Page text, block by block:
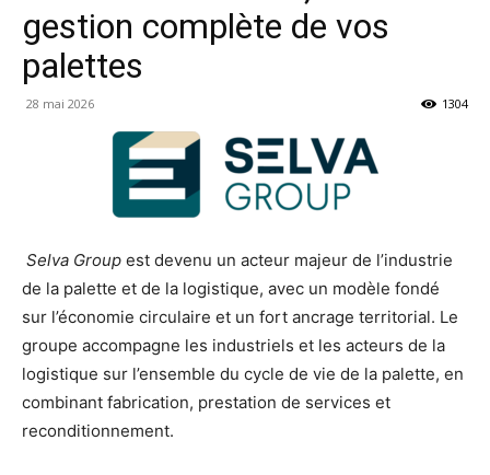
gestion complète de vos
palettes
28 mai 2026 1304
Selva Group est devenu un acteur majeur de l’industrie
de la palette et de la logistique, avec un modèle fondé
sur l’économie circulaire et un fort ancrage territorial. Le
groupe accompagne les industriels et les acteurs de la
logistique sur l’ensemble du cycle de vie de la palette, en
combinant fabrication, prestation de services et
reconditionnement.